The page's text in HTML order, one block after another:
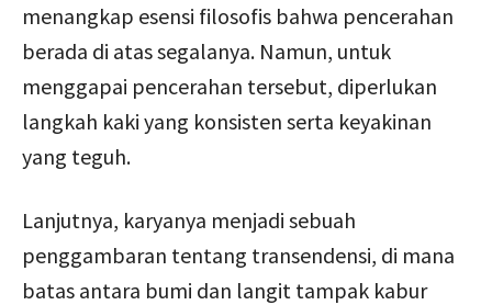
menangkap esensi filosofis bahwa pencerahan
berada di atas segalanya. Namun, untuk
menggapai pencerahan tersebut, diperlukan
langkah kaki yang konsisten serta keyakinan
yang teguh.
Lanjutnya, karyanya menjadi sebuah
penggambaran tentang transendensi, di mana
batas antara bumi dan langit tampak kabur